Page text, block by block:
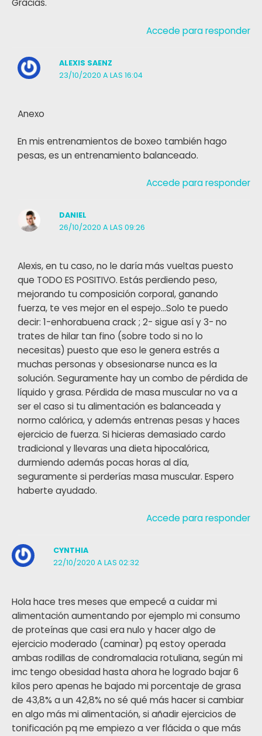
Gracias.
Accede para responder
ALEXIS SAENZ
23/10/2020 A LAS 16:04
Anexo
En mis entrenamientos de boxeo también hago
pesas, es un entrenamiento balanceado.
Accede para responder
DANIEL
26/10/2020 A LAS 09:26
Alexis, en tu caso, no le daría más vueltas puesto
que TODO ES POSITIVO. Estás perdiendo peso,
mejorando tu composición corporal, ganando
fuerza, te ves mejor en el espejo…Solo te puedo
decir: 1-enhorabuena crack ; 2- sigue así y 3- no
trates de hilar tan fino (sobre todo si no lo
necesitas) puesto que eso le genera estrés a
muchas personas y obsesionarse nunca es la
solución. Seguramente hay un combo de pérdida de
líquido y grasa. Pérdida de masa muscular no va a
ser el caso si tu alimentación es balanceada y
normo calórica, y además entrenas pesas y haces
ejercicio de fuerza. Si hicieras demasiado cardo
tradicional y llevaras una dieta hipocalórica,
durmiendo además pocas horas al día,
seguramente si perderías masa muscular. Espero
haberte ayudado.
Accede para responder
CYNTHIA
22/10/2020 A LAS 02:32
Hola hace tres meses que empecé a cuidar mi
alimentación aumentando por ejemplo mi consumo
de proteínas que casi era nulo y hacer algo de
ejercicio moderado (caminar) pq estoy operada
ambas rodillas de condromalacia rotuliana, según mi
imc tengo obesidad hasta ahora he logrado bajar 6
kilos pero apenas he bajado mi porcentaje de grasa
de 43,8% a un 42,8% no sé qué más hacer si cambiar
en algo más mi alimentación, si añadir ejercicios de
tonificación pq me empiezo a ver flácida o que más